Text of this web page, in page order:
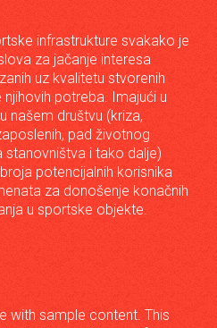
infrastrukture svakako je
za jačanje interesa
uz kvalitetu stvorenih
potreba. Imajući u
našem društvu (kriza,
pad životnog
stanovništva i tako dalje)
potencijalnih korisnika
za donošenje konačnih
u sportske objekte.
with sample content. This